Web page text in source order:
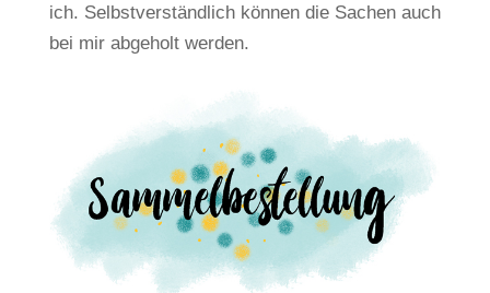
ich. Selbstverständlich können die Sachen auch
bei mir abgeholt werden.